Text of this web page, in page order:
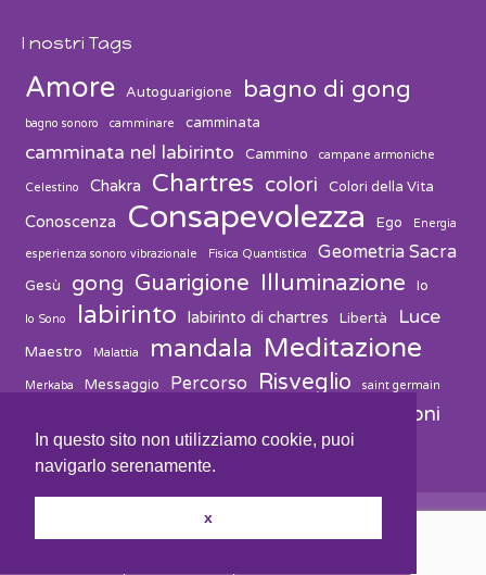
I nostri Tags
Amore Autoguarigione bagno di gong
bagno sonoro camminare camminata
camminata nel labirinto Cammino campane armoniche
Celestino Chakra Chartres colori Colori della Vita
Conoscenza Consapevolezza Ego Energia
esperienza sonoro vibrazionale Fisica Quantistica Geometria Sacra
Gesù gong Guarigione Illuminazione Io
Io Sono labirinto labirinto di chartres Libertà Luce
Maestro Malattia mandala Meditazione
Merkaba Messaggio Percorso Risveglio saint germain
vibrazioni
In questo sito non utilizziamo cookie, puoi
navigarlo serenamente.
x